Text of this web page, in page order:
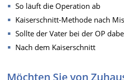
So läuft die Operation ab
Kaiserschnitt-Methode nach
Sollte der Vater bei der OP
Nach dem Kaiserschnitt
Möchten Sie von